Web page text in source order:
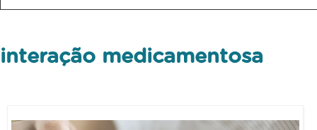
interação medicamentosa